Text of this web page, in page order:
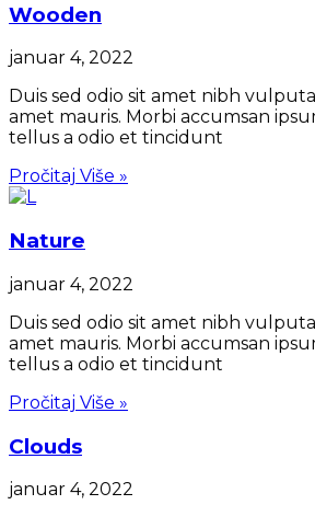
Wooden
januar 4, 2022
Duis sed odio sit amet nibh
amet mauris. Morbi accumsan
tellus a odio et tincidunt
Pročitaj Više »
Nature
januar 4, 2022
Duis sed odio sit amet nibh
amet mauris. Morbi accumsan
tellus a odio et tincidunt
Pročitaj Više »
Clouds
januar 4, 2022